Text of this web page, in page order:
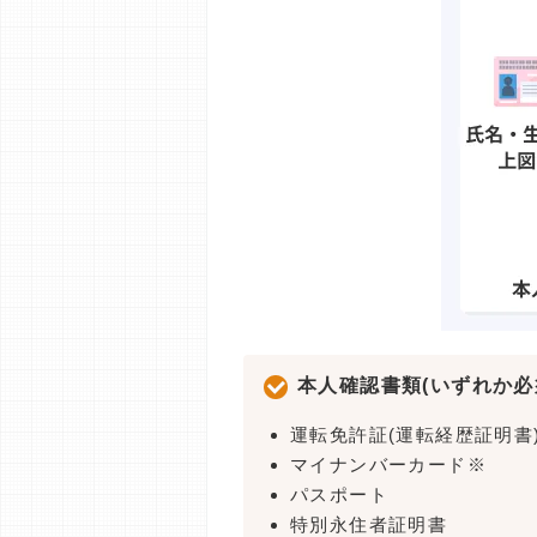
本人確認書類(いずれか
運転免許証(運転経歴証明
マイナンバーカード※
パスポート
特別永住者証明書